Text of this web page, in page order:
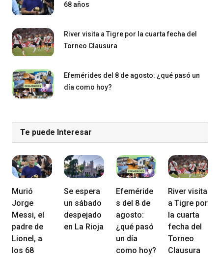
68 años
River visita a Tigre por la cuarta fecha del
Torneo Clausura
Efemérides del 8 de agosto: ¿qué pasó un
día como hoy?
Te puede Interesar
Murió
Jorge
Messi, el
padre de
Lionel, a
los 68
Se espera
un sábado
despejado
en La Rioja
Efeméride
s del 8 de
agosto:
¿qué pasó
un día
como hoy?
River visita
a Tigre por
la cuarta
fecha del
Torneo
Clausura